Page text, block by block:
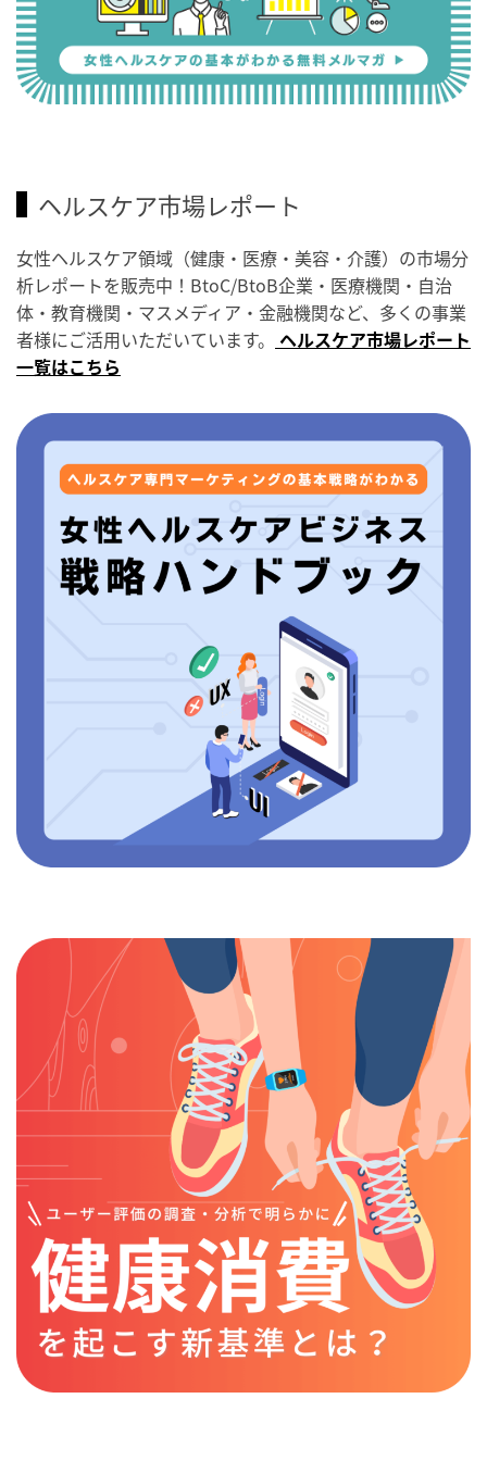
ヘルスケア市場レポート
女性ヘルスケア領域（健康・医療・美容・介護）の市場分
析レポートを販売中！BtoC/BtoB企業・医療機関・自治
体・教育機関・マスメディア・金融機関など、多くの事業
者様にご活用いただいています。 ヘルスケア市場レポート
一覧はこちら